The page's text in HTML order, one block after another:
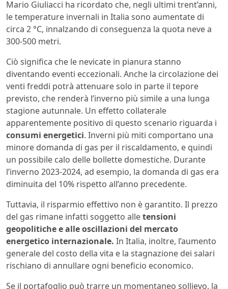
Mario Giuliacci ha ricordato che, negli ultimi trent’anni,
le temperature invernali in Italia sono aumentate di
circa 2 °C, innalzando di conseguenza la quota neve a
300-500 metri.
Ciò significa che le nevicate in pianura stanno
diventando eventi eccezionali. Anche la circolazione dei
venti freddi potrà attenuare solo in parte il tepore
previsto, che renderà l’inverno più simile a una lunga
stagione autunnale. Un effetto collaterale
apparentemente positivo di questo scenario riguarda i
consumi energetici. Inverni più miti comportano una
minore domanda di gas per il riscaldamento, e quindi
un possibile calo delle bollette domestiche. Durante
l’inverno 2023-2024, ad esempio, la domanda di gas era
diminuita del 10% rispetto all’anno precedente.
Tuttavia, il risparmio effettivo non è garantito. Il prezzo
del gas rimane infatti soggetto alletensioni
geopolitiche e alle oscillazioni del mercato
energetico internazionale. In Italia, inoltre, l’aumento
generale del costo della vita e la stagnazione dei salari
rischiano di annullare ogni beneficio economico.
Se il portafoglio può trarre un momentaneo sollievo, la